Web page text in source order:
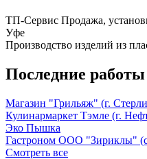
ТП-Сервис Продажа,
Уфе
Производство изделий из
Последние
Магазин "Грильяж" (г.
Кулинармаркет Тэмле (г.
Эко Пышка
Гастроном ООО "Зириклы"
Смотреть все